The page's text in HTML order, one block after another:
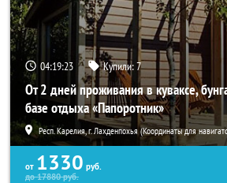
04:19:23 Купили:7
От 2 дней проживания в куваксе,
базе отдыха «Папоротник»
Респ. Карелия, г. Лахденпохья (Координаты для
от 1330 руб.
до17880руб.